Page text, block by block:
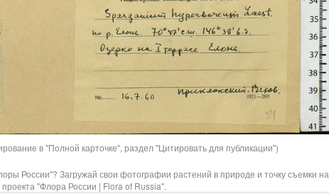
в "Полной карточке", раздел "Цитировать для публикации")
России"? Загружай свои фотографии растений в природе и точку съемки на
"Флора России | Flora of Russia".